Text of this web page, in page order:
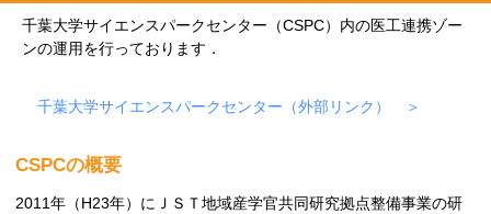
千葉大学サイエンスパークセンター（CSPC）内の医工連携ゾー
ンの運用を行っております．
千葉大学サイエンスパークセンター（外部リンク）
CSPCの概要
2011年（H23年）にＪＳＴ地域産学官共同研究拠点整備事業の研